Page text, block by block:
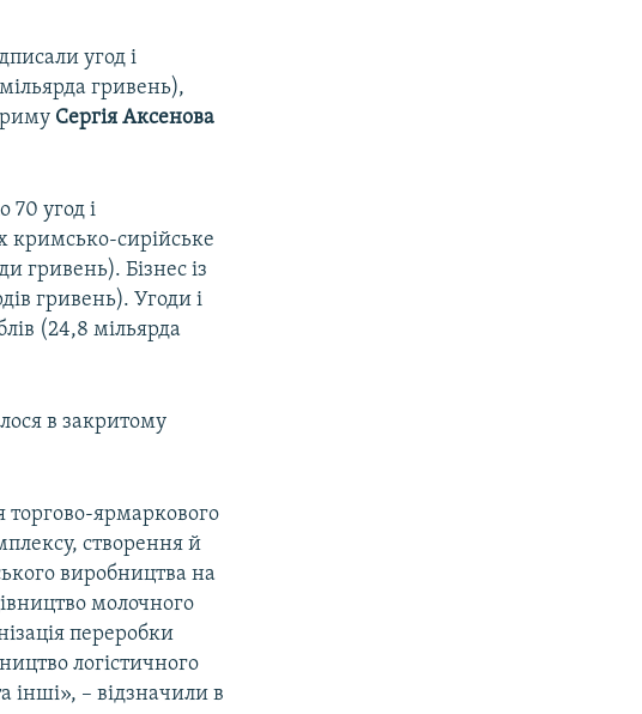
угод і
гривень),
Сергія Аксенова
70 угод і
кримсько-сирійське
гривень). Бізнес із
гривень). Угоди і
(24,8 мільярда
в закритому
торгово-ярмаркового
створення й
виробництва на
молочного
переробки
логістичного
інші», – відзначили в